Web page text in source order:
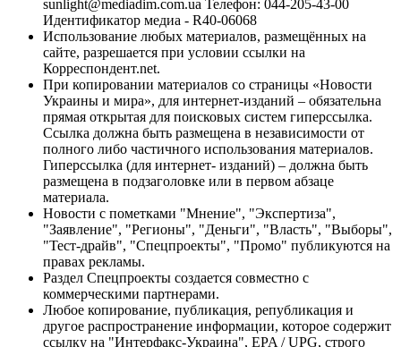
sunlight@mediadim.com.ua Телефон: 044-205-43-00
Идентификатор медиа - R40-06068
Использование любых материалов, размещённых на
сайте, разрешается при условии ссылки на
Корреспондент.net.
При копировании материалов со страницы «Новости
Украины и мира», для интернет-изданий – обязательна
прямая открытая для поисковых систем гиперссылка.
Ссылка должна быть размещена в независимости от
полного либо частичного использования материалов.
Гиперссылка (для интернет- изданий) – должна быть
размещена в подзаголовке или в первом абзаце
материала.
Новости с пометками "Мнение", "Экспертиза",
"Заявление", "Регионы", "Деньги", "Власть", "Выборы",
"Тест-драйв", "Спецпроекты", "Промо" публикуются на
правах рекламы.
Раздел Спецпроекты создается совместно с
коммерческими партнерами.
Любое копирование, публикация, републикация и
другое распространение информации, которое содержит
ссылку на "Интерфакс-Украина", EPA / UPG, строго